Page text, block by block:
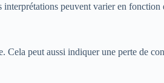
peuvent varier en fonction
peut aussi indiquer une perte de